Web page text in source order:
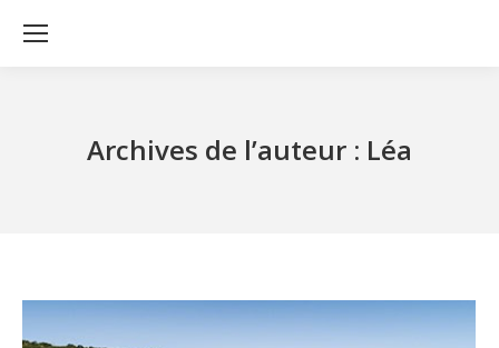
Archives de l’auteur : Léa